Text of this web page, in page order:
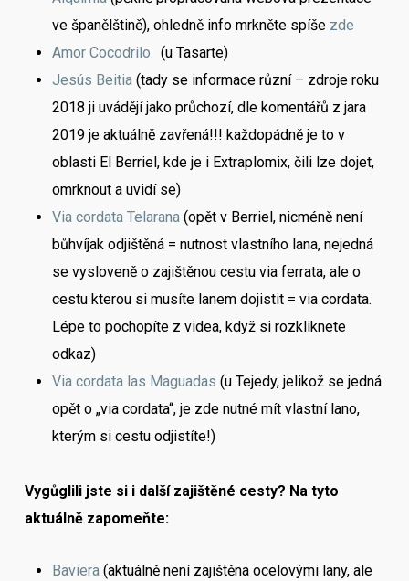
ve španělštině), ohledně info mrkněte spíše zde
Amor Cocodrilo. (u Tasarte)
Jesús Beitia(tady se informace různí – zdroje roku
2018 ji uvádějí jako průchozí, dle komentářů z jara
2019 je aktuálně zavřená!!! každopádně je to v
oblasti El Berriel, kde je i Extraplomix, čili lze dojet,
omrknout a uvidí se)
Via cordata Telarana(opět v Berriel, nicméně není
bůhvíjak odjištěná = nutnost vlastního lana, nejedná
se vysloveně o zajištěnou cestu via ferrata, ale o
cestu kterou si musíte lanem dojistit = via cordata.
Lépe to pochopíte z videa, když si rozkliknete
odkaz)
Via cordata las Maguadas (u Tejedy, jelikož se jedná
opět o „via cordata“, je zde nutné mít vlastní lano,
kterým si cestu odjistíte!)
Vygůglili jste si i další zajištěné cesty? Na tyto
aktuálně zapomeňte:
Baviera(aktuálně není zajištěna ocelovými lany, ale